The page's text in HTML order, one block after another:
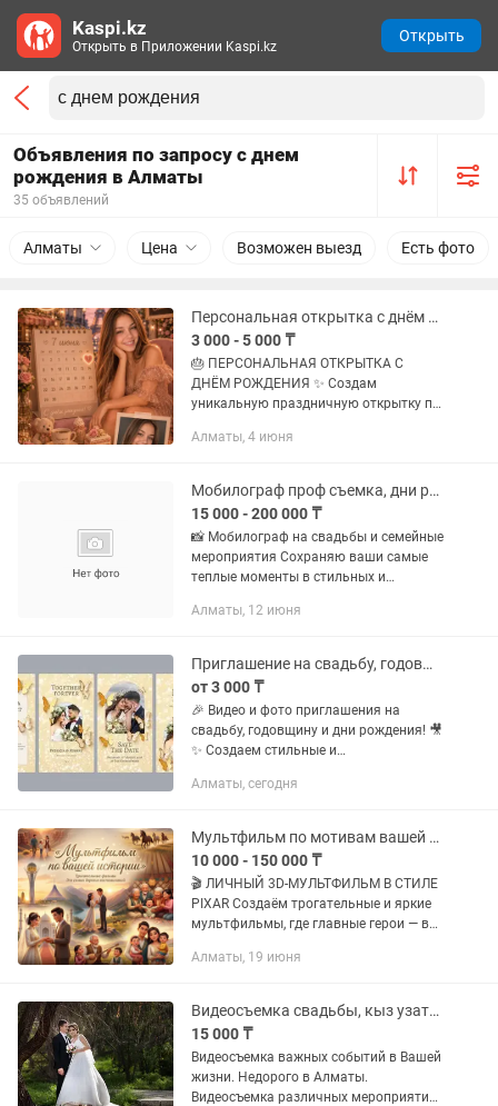
Объявления по запросу с днем
рождения в Алматы
35 объявлений
Алматы Цена Возможен выезд Есть фото
Персональная открытка с днём рождения
3 000 - 5 000 ₸
🎂 ПЕРСОНАЛЬНАЯ ОТКРЫТКА С
ДНЁМ РОЖДЕНИЯ ✨ Создам
уникальную праздничную открытку по
городом, местом мечты или особой
рождения 📅...
Алматы, 4 июня
Мобилограф проф съемка, дни рождения, свадьба , узату
15 000 - 200 000 ₸
📸 Мобилограф на свадьбы и семейные
мероприятия Сохраняю ваши самые
теплые моменты в стильных и
рождения семейные праздники детские
Алматы, 12 июня
Приглашение на свадьбу, годовщину и дни рождения
от 3 000 ₸
🎉 Видео и фото приглашения на
свадьбу, годовщину и дни рождения! 🎥
✨ Создаем стильные и
ваш праздник ❤️ 💰 Цена — от 5000 тг
приглашений...
Алматы, сегодня
Мультфильм по мотивам вашей жизни в стиле Pixar
10 000 - 150 000 ₸
🎬 ЛИЧНЫЙ 3D-МУЛЬТФИЛЬМ В СТИЛЕ
PIXAR Создаём трогательные и яркие
мультфильмы, где главные герои — вы
настоящая история, превращённая в
Алматы, 19 июня
Видеосъемка свадьбы, кыз узату, годика, юбилея, утренников, выпускных
15 000 ₸
Видеосъемка важных событий в Вашей
жизни. Недорого в Алматы.
Видеосъемка различных мероприятий:-
Kaspi.kz
Открыть в Приложении Kaspi.kz
Открыть